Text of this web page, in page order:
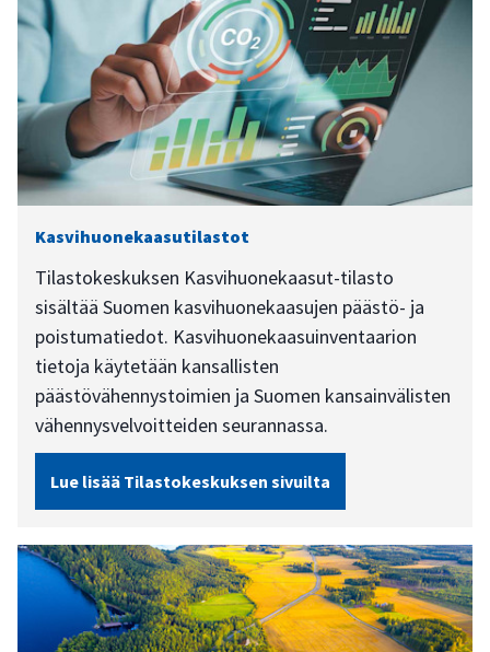
Kasvihuonekaasutilastot
Tilastokeskuksen Kasvihuonekaasut-tilasto
sisältää Suomen kasvihuonekaasujen päästö- ja
poistumatiedot. Kasvihuonekaasuinventaarion
tietoja käytetään kansallisten
päästövähennystoimien ja Suomen kansainvälisten
vähennysvelvoitteiden seurannassa.
Lue lisää Tilastokeskuksen sivuilta